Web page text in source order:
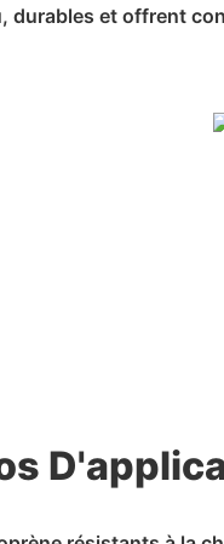
durables et offrent